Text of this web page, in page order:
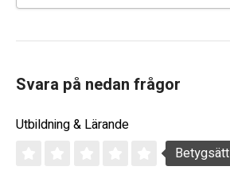
Svara på nedan frågor
Utbildning & Lärande
Betygsätt